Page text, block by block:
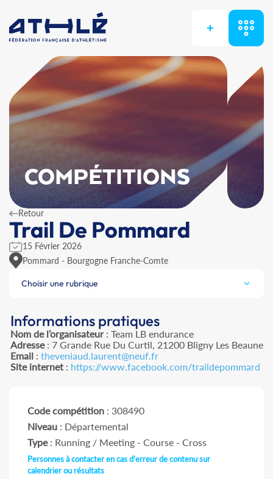
+
COMPÉTITIONS
Retour
Trail De Pommard
15 Février 2026
Pommard - Bourgogne Franche-Comte
Choisir une rubrique
Informations pratiques
Nom de l’organisateur: Team LB endurance
Adresse: 7 Grande Rue Du Curtil, 21200 Bligny Les Beaune
Email: theveniaud.laurent@neuf.fr
Site internet: https://www.facebook.com/traildepommard
Code compétition : 308490
Niveau : Départemental
Type: Running / Meeting - Course - Cross
Personnes à contacter en cas d'erreur de contenu sur
calendrier ou résultats